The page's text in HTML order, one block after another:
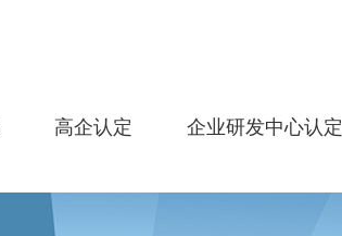
高企认定 企业研发中心认定